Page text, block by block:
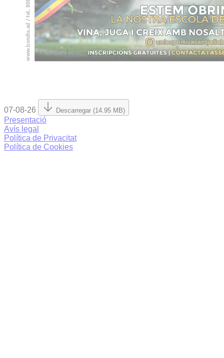
07-08-26 Descarregar (14.95 MB)
Presentació
Avís legal
Política de Privacitat
Política de Cookies